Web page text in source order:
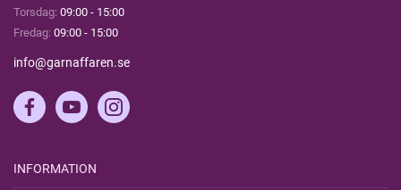
Torsdag: 09:00 - 15:00
Fredag: 09:00 - 15:00
info@garnaffaren.se
INFORMATION